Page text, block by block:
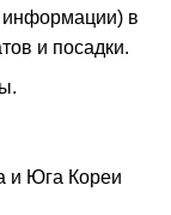
информации) в
и посадки.
и Юга Кореи